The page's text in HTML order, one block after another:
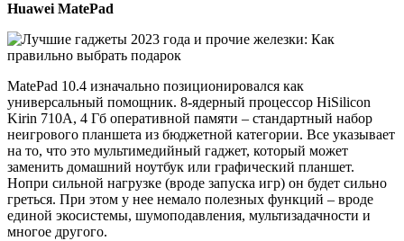
Huawei MatePad
MatePad 10.4 изначально позиционировался как
универсальный помощник. 8-ядерный процессор HiSilicon
Kirin 710A, 4 Гб оперативной памяти – стандартный набор
неигрового планшета из бюджетной категории. Все указывает
на то, что это мультимедийный гаджет, который может
заменить домашний ноутбук или графический планшет.
Нопри сильной нагрузке (вроде запуска игр) он будет сильно
греться. При этом у нее немало полезных функций – вроде
единой экосистемы, шумоподавления, мультизадачности и
многое другого.